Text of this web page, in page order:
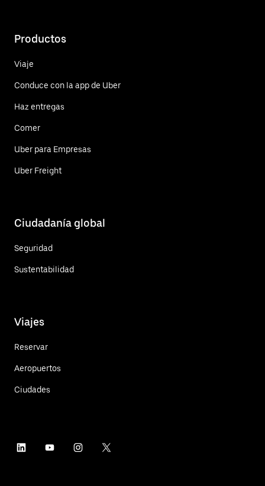
Productos
Viaje
Conduce con la app de Uber
Haz entregas
Comer
Uber para Empresas
Uber Freight
Ciudadanía global
Seguridad
Sustentabilidad
Viajes
Reservar
Aeropuertos
Ciudades